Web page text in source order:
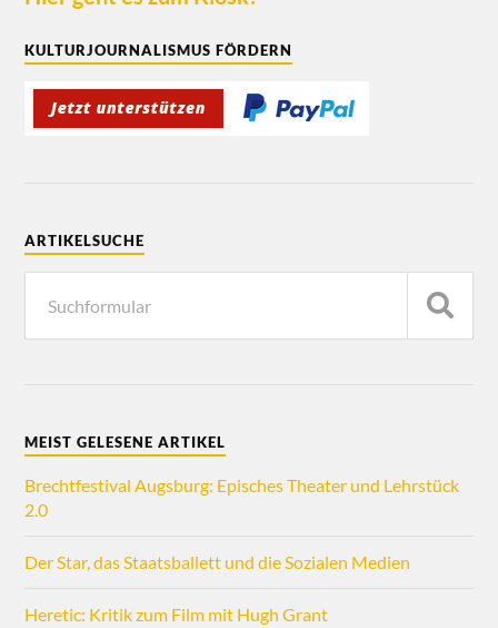
KULTURJOURNALISMUS FÖRDERN
ARTIKELSUCHE
MEIST GELESENE ARTIKEL
Brechtfestival Augsburg: Episches Theater und Lehrstück
2.0
Der Star, das Staatsballett und die Sozialen Medien
Heretic: Kritik zum Film mit Hugh Grant